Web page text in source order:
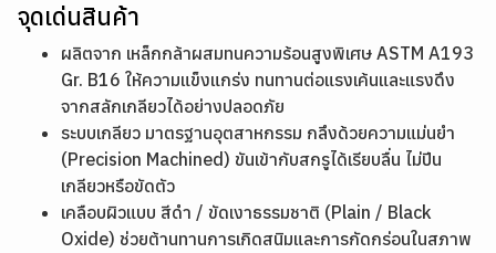
จุดเด่นสินค้า
ผลิตจาก เหล็กกล้าผสมทนความร้อนสูงพิเศษ ASTM A193
Gr. B16 ให้ความแข็งแกร่ง ทนทานต่อแรงเค้นและแรงดึง
จากสลักเกลียวได้อย่างปลอดภัย
ระบบเกลียว มาตรฐานอุตสาหกรรม กลึงด้วยความแม่นยำ
(Precision Machined) ขันเข้ากับสกรูได้เรียบลื่น ไม่ปีน
เกลียวหรือขัดตัว
เคลือบผิวแบบ สีดำ / ขัดเงาธรรมชาติ (Plain / Black
Oxide) ช่วยต้านทานการเกิดสนิมและการกัดกร่อนในสภาพ